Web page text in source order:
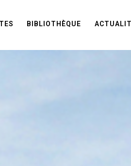
BIBLIOTHÈQUE